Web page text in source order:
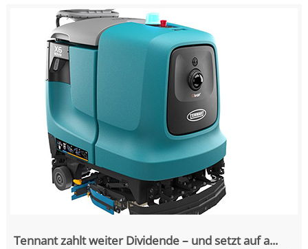
Tennant zahlt weiter Dividende – und setzt auf a...